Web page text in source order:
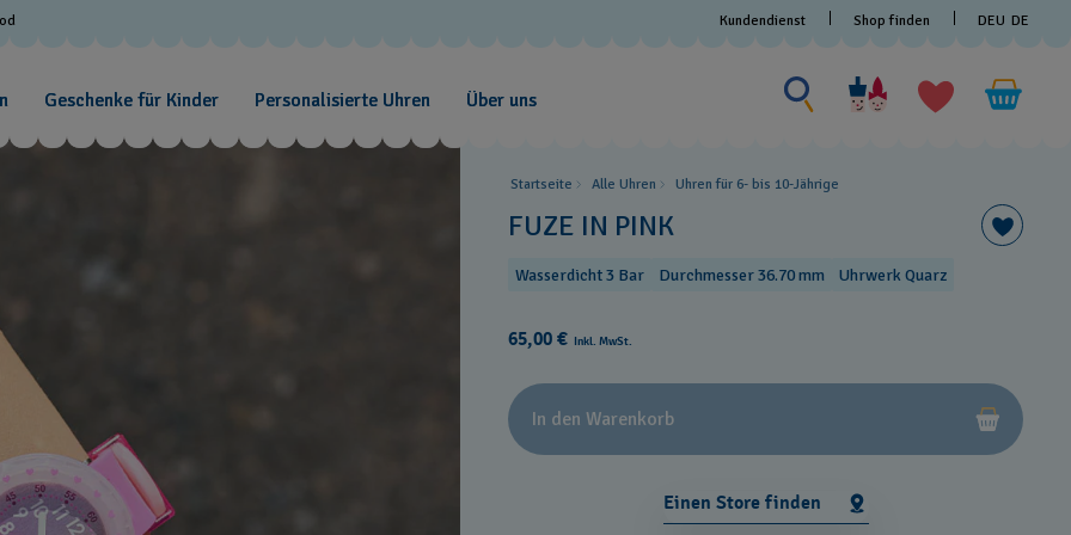
Kundendienst Shop finden DEU DE
Geschenke für Kinder Personalisierte Uhren Über uns
Nach
etwas
suchen
Startseite Alle Uhren Uhren für 6- bis 10-Jährige
FUZE IN PINK
Wasserdicht 3 Bar Durchmesser 36.70 mm Uhrwerk Quarz
65,00 € Inkl. MwSt.
In den Warenkorb
Einen Store finden